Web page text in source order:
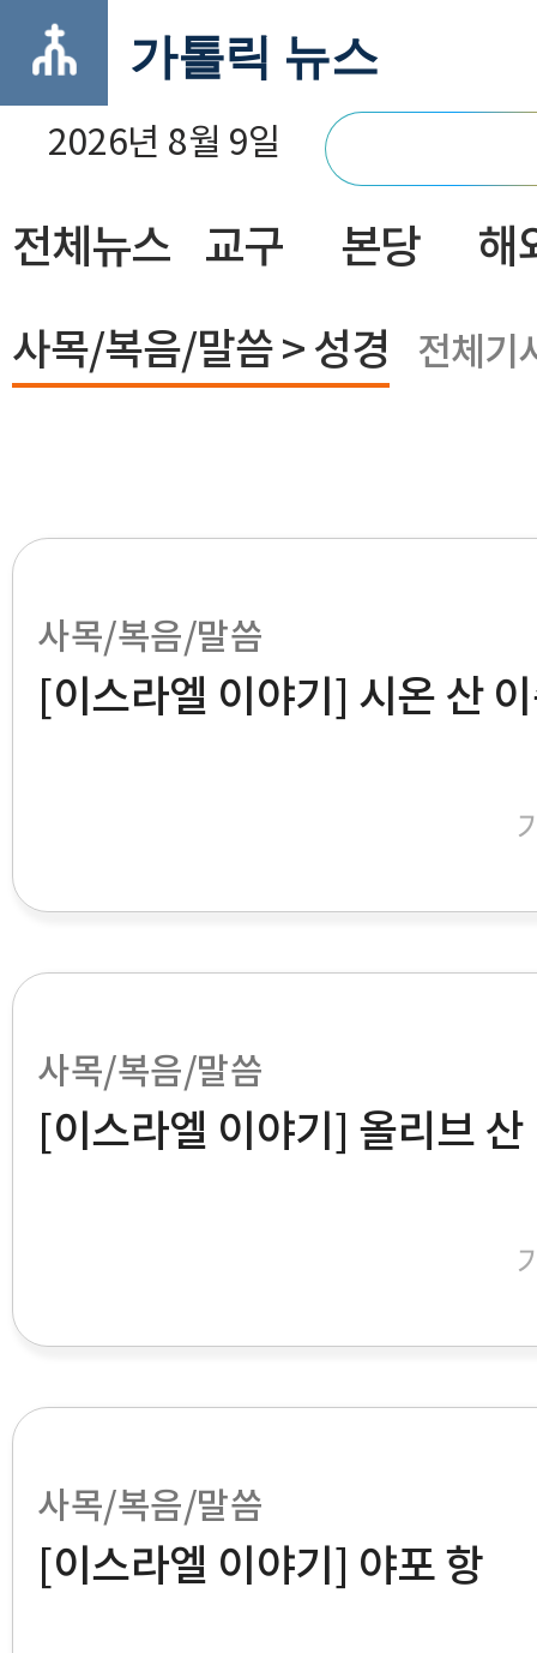
가톨릭 뉴스
2026년 8월 9일
닫기
전체뉴스 교구 본당 해
사목/복음/말씀 > 성경 전체기
사목/복음/말씀
[이스라엘 이야기] 시온 산
사목/복음/말씀
[이스라엘 이야기] 올리브 산
사목/복음/말씀
[이스라엘 이야기] 야포 항